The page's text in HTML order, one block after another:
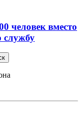
человек вместо
службу